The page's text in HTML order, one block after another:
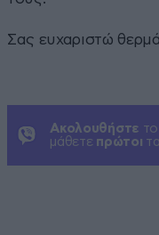
Σας ευχαριστώ
Ακολουθήστε το
μάθετε πρώτοι τα